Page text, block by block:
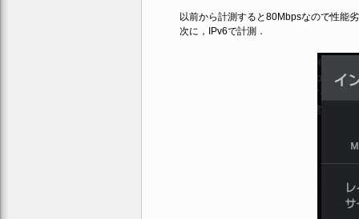
以前から計測すると80Mbpsなので性能
次に，IPv6で計測．